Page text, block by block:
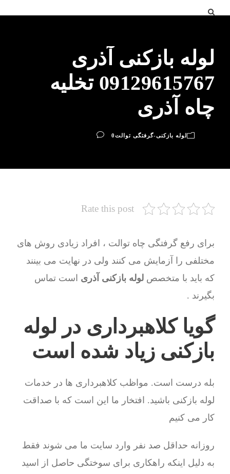
لوله بازکنی آذری
09129615767 تخلیه
چاه آذری
لوله بازکنی-گرفتگی توالت0
Rate this post
برای رفع گرفتگی چاه توالت ، افراد زیادی روش های
مختلفی را آزمایش می کنند ولی در نهایت می بینند
که باید با متخصص لوله بازکنی آذری است تماس
بگیرند .
گویا کلاهبرداری در لوله
بازکنی زیاد شده است
بله درست است. مواظب کلاهبرداری ها در خدمات
لوله بازکنی باشید. افتخار ما این است که با صداقت
کار می کنیم
روزانه حداقل صد نفر وارد سایت ما می شوند فقط
به دلیل اینکه راهکاری برای سوختگی حاصل از اسید